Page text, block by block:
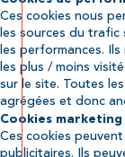
Ces cookies nous
les sources du trafic
les performances.
les plus / moins
sur le site. Toutes
agrégées et donc
Cookies marketing
Ces cookies